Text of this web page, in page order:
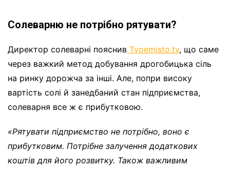
Солеварню не потрібно рятувати?
Директор солеварні пояснив Tvoemisto.tv, що саме
через важкий метод добування дрогобицька сіль
на ринку дорожча за інші. Але, попри високу
вартість солі й занедбаний стан підприємства,
солеварня все ж є прибутковою.
«Рятувати підприємство не потрібно, воно є
прибутковим. Потрібне залучення додаткових
коштів для його розвитку. Також важливим